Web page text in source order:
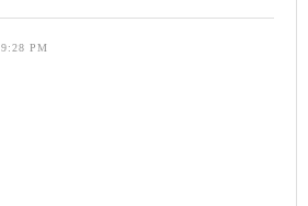
9:28 PM